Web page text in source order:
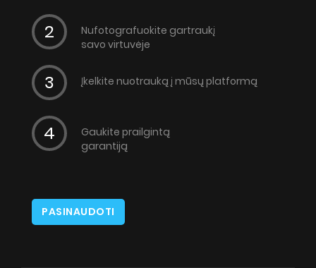
Nufotografuokite gartraukį
savo virtuvėje
Įkelkite nuotrauką į mūsų platformą
Gaukite prailgintą
garantiją
PASINAUDOTI